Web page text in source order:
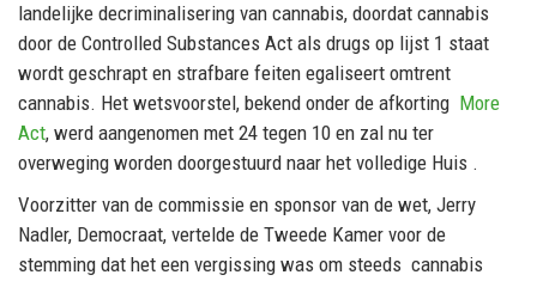
landelijke decriminalisering van cannabis, doordat cannabis
door de Controlled Substances Act als drugs op lijst 1 staat
wordt geschrapt en strafbare feiten egaliseert omtrent
cannabis. Het wetsvoorstel, bekend onder de afkorting More
Act, werd aangenomen met 24 tegen 10 en zal nu ter
overweging worden doorgestuurd naar het volledige Huis .
Voorzitter van de commissie en sponsor van de wet, Jerry
Nadler, Democraat, vertelde de Tweede Kamer voor de
stemming dat het een vergissing was om steeds cannabis